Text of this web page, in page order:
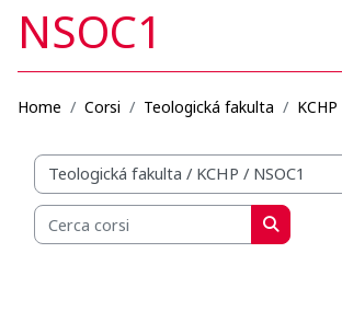
NSOC1
Home Corsi Teologická fakulta KCHP
Categorie di corso
Cerca corsi
Cerca corsi